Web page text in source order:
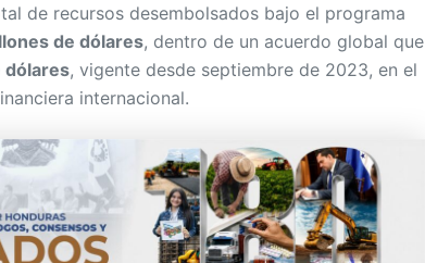
de recursos desembolsados bajo el programa
de dólares, dentro de un acuerdo global que
dólares, vigente desde septiembre de 2023, en el
internacional.